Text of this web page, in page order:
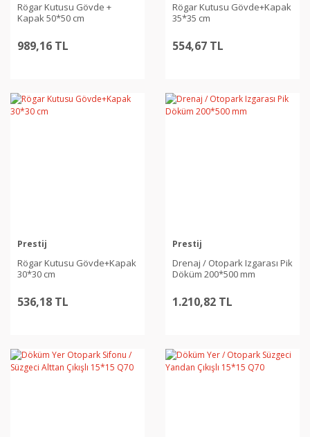
Rögar Kutusu Gövde +
Kapak 50*50 cm
989,16 TL
Rögar Kutusu Gövde+Kapak
35*35 cm
554,67 TL
Prestij
Rögar Kutusu Gövde+Kapak
30*30 cm
536,18 TL
Prestij
Drenaj / Otopark Izgarası Pik
Döküm 200*500 mm
1.210,82 TL